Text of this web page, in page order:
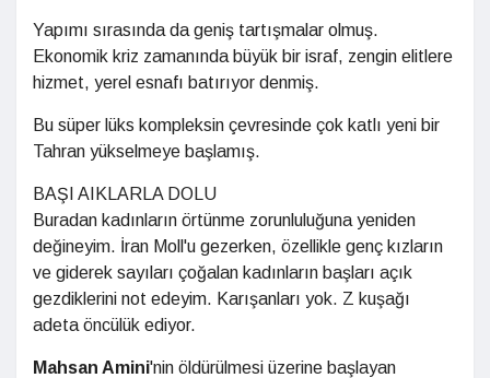
Yapımı sırasında da geniş tartışmalar olmuş.
Ekonomik kriz zamanında büyük bir israf, zengin elitlere
hizmet, yerel esnafı batırıyor denmiş.
Bu süper lüks kompleksin çevresinde çok katlı yeni bir
Tahran yükselmeye başlamış.
BAŞI AIKLARLA DOLU
Buradan kadınların örtünme zorunluluğuna yeniden
değineyim. İran Moll'u gezerken, özellikle genç kızların
ve giderek sayıları çoğalan kadınların başları açık
gezdiklerini not edeyim. Karışanları yok. Z kuşağı
adeta öncülük ediyor.
Mahsan Amini'nin öldürülmesi üzerine başlayan